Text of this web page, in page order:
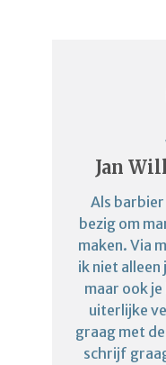
Jan
Als barbier
bezig om
maken. Via
ik niet alleen
maar ook
uiterlijke
graag met
schrijf